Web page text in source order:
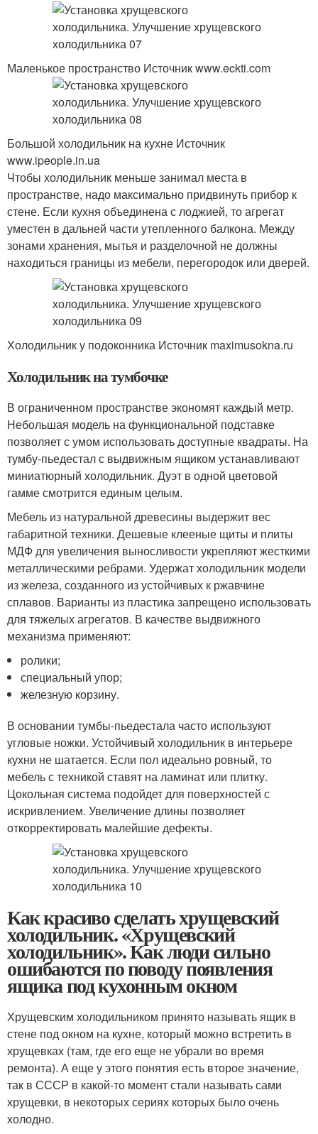
Маленькое пространство Источник www.eckti.com
Большой холодильник на кухне Источник
www.ipeople.in.ua
Чтобы холодильник меньше занимал места в
пространстве, надо максимально придвинуть прибор к
стене. Если кухня объединена с лоджией, то агрегат
уместен в дальней части утепленного балкона. Между
зонами хранения, мытья и разделочной не должны
находиться границы из мебели, перегородок или дверей.
Холодильник у подоконника Источник maximusokna.ru
Холодильник на тумбочке
В ограниченном пространстве экономят каждый метр.
Небольшая модель на функциональной подставке
позволяет с умом использовать доступные квадраты. На
тумбу-пьедестал с выдвижным ящиком устанавливают
миниатюрный холодильник. Дуэт в одной цветовой
гамме смотрится единым целым.
Мебель из натуральной древесины выдержит вес
габаритной техники. Дешевые клееные щиты и плиты
МДФ для увеличения выносливости укрепляют жесткими
металлическими ребрами. Удержат холодильник модели
из железа, созданного из устойчивых к ржавчине
сплавов. Варианты из пластика запрещено использовать
для тяжелых агрегатов. В качестве выдвижного
механизма применяют:
ролики;
специальный упор;
железную корзину.
В основании тумбы-пьедестала часто используют
угловые ножки. Устойчивый холодильник в интерьере
кухни не шатается. Если пол идеально ровный, то
мебель с техникой ставят на ламинат или плитку.
Цокольная система подойдет для поверхностей с
искривлением. Увеличение длины позволяет
откорректировать малейшие дефекты.
Как красиво сделать хрущевский
холодильник. «Хрущевский
холодильник». Как люди сильно
ошибаются по поводу появления
ящика под кухонным окном
Хрущевским холодильником принято называть ящик в
стене под окном на кухне, который можно встретить в
хрущевках (там, где его еще не убрали во время
ремонта). А еще у этого понятия есть второе значение,
так в СССР в какой-то момент стали называть сами
хрущевки, в некоторых сериях которых было очень
холодно.